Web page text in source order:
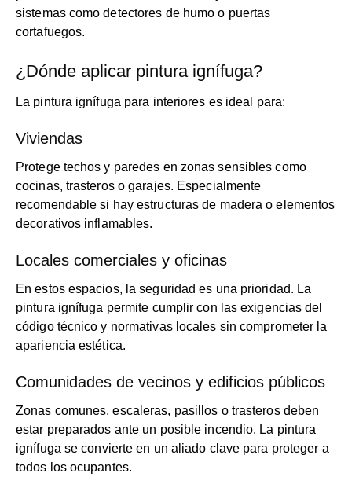
sistemas como detectores de humo o puertas
cortafuegos.
¿Dónde aplicar pintura ignífuga?
La pintura ignífuga para interiores es ideal para:
Viviendas
Protege techos y paredes en zonas sensibles como
cocinas, trasteros o garajes. Especialmente
recomendable si hay estructuras de madera o elementos
decorativos inflamables.
Locales comerciales y oficinas
En estos espacios, la seguridad es una prioridad. La
pintura ignífuga permite cumplir con las exigencias del
código técnico y normativas locales sin comprometer la
apariencia estética.
Comunidades de vecinos y edificios públicos
Zonas comunes, escaleras, pasillos o trasteros deben
estar preparados ante un posible incendio. La pintura
ignífuga se convierte en un aliado clave para proteger a
todos los ocupantes.